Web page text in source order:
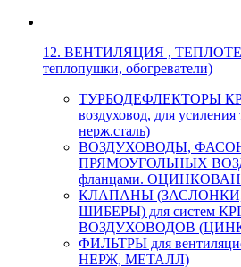
12. ВЕНТИЛЯЦИЯ ,
теплопушки, обогреватели)
ТУРБОДЕФЛЕКТОРЫ
воздуховод, для
нерж.сталь)
ВОЗДУХОВОДЫ,
ПРЯМОУГОЛЬНЫХ
фланцами.
КЛАПАНЫ
ШИБЕРЫ) для систем
ВОЗДУХОВОДОВ
ФИЛЬТРЫ для
НЕРЖ, МЕТАЛЛ)